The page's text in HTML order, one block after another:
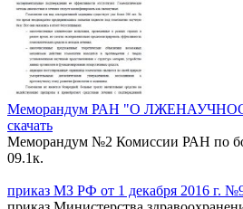
Меморандум РАН "О
скачать
Меморандум №2 Комиссии РАН по
09.1к.
приказ МЗ РФ от 1 декабря 2016 г.